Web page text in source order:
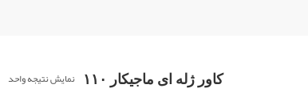
کاور ژله ای ماجیکار ۱۱۰ نمایش نتیجه واحد